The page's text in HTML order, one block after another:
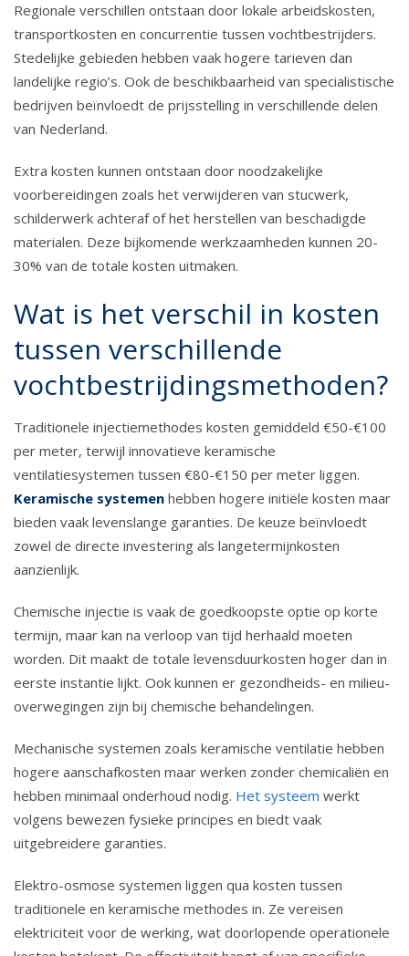
Regionale verschillen ontstaan door lokale arbeidskosten,
transportkosten en concurrentie tussen vochtbestrijders.
Stedelijke gebieden hebben vaak hogere tarieven dan
landelijke regio’s. Ook de beschikbaarheid van specialistische
bedrijven beïnvloedt de prijsstelling in verschillende delen
van Nederland.
Extra kosten kunnen ontstaan door noodzakelijke
voorbereidingen zoals het verwijderen van stucwerk,
schilderwerk achteraf of het herstellen van beschadigde
materialen. Deze bijkomende werkzaamheden kunnen 20-
30% van de totale kosten uitmaken.
Wat is het verschil in kosten
tussen verschillende
vochtbestrijdingsmethoden?
Traditionele injectiemethodes kosten gemiddeld €50-€100
per meter, terwijl innovatieve keramische
ventilatiesystemen tussen €80-€150 per meter liggen.
Keramische systemen hebben hogere initiële kosten maar
bieden vaak levenslange garanties. De keuze beïnvloedt
zowel de directe investering als langetermijnkosten
aanzienlijk.
Chemische injectie is vaak de goedkoopste optie op korte
termijn, maar kan na verloop van tijd herhaald moeten
worden. Dit maakt de totale levensduurkosten hoger dan in
eerste instantie lijkt. Ook kunnen er gezondheids- en milieu-
overwegingen zijn bij chemische behandelingen.
Mechanische systemen zoals keramische ventilatie hebben
hogere aanschafkosten maar werken zonder chemicaliën en
hebben minimaal onderhoud nodig. Het systeem werkt
volgens bewezen fysieke principes en biedt vaak
uitgebreidere garanties.
Elektro-osmose systemen liggen qua kosten tussen
traditionele en keramische methodes in. Ze vereisen
elektriciteit voor de werking, wat doorlopende operationele